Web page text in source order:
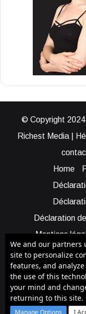
© Copyright
Richest Media |
Home
Déclaration
Mentions
Cookie
Qui sommes-
We and our partners
site to personalize
features, and
the use of this
your mind and
returning to this site.
Manage Options I